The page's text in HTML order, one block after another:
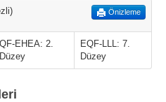
Önizleme
QF-EHEA: 2.
Düzey
EQF-LLL: 7.
Düzey